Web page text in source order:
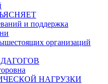
и поддержка
организаций
НАГРУЗКИ